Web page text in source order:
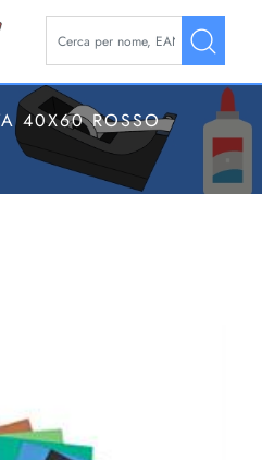
La modifica di un filtro
40X60 ROSSO